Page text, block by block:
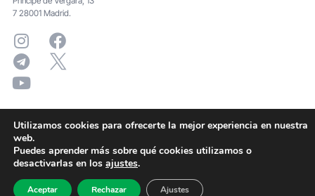
7 28001 Madrid.
Utilizamos cookies para ofrecerte la mejor experiencia en nuestra
web.
Puedes aprender más sobre qué cookies utilizamos o
desactivarlas en los ajustes.
Aceptar Rechazar Ajustes